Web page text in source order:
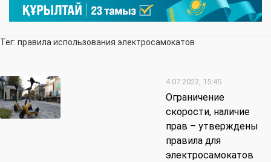
Тег: правила использования электросамокатов
4.07.2022, 15:45
Ограничение
скорости, наличие
прав – утверждены
правила для
электросамокатов